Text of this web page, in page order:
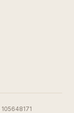
105648171